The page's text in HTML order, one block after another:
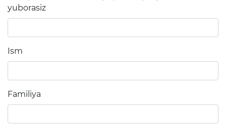
Raqamli kutubxona
yuborasiz
Ism
Familiya